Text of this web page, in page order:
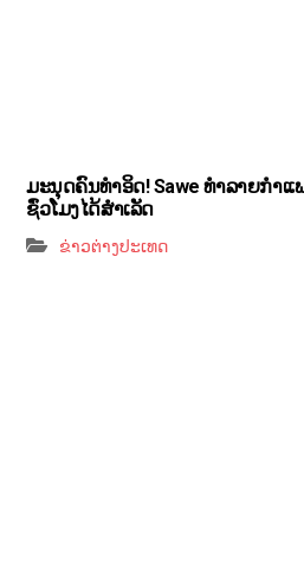
ມະນຸດຄົນທຳອິດ! Sawe ທຳລາຍກຳແ
ຊົ່ວໂມງໄດ້ສຳເລັດ
ຂ່າວຕ່າງປະເທດ